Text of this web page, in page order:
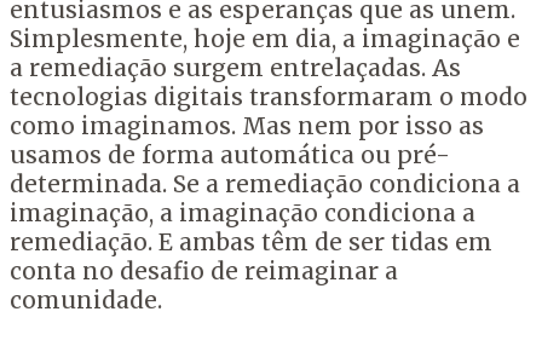
entusiasmos e as esperanças que as unem.
Simplesmente, hoje em dia, a imaginação e
a remediação surgem entrelaçadas. As
tecnologias digitais transformaram o modo
como imaginamos. Mas nem por isso as
usamos de forma automática ou pré-
determinada. Se a remediação condiciona a
imaginação, a imaginação condiciona a
remediação. E ambas têm de ser tidas em
conta no desafio de reimaginar a
comunidade.